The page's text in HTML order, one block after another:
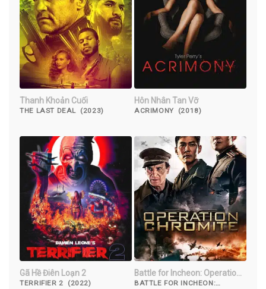
Thanh Khoản Cuối
THE LAST DEAL (2023)
Hôn Nhân Tan Vỡ
ACRIMONY (2018)
Gã Hề Điên Loạn 2
TERRIFIER 2 (2022)
Battle for Incheon: Operation
Chromite
BATTLE FOR INCHEON: